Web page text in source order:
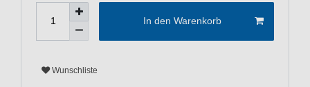
In den Warenkorb
Wunschliste